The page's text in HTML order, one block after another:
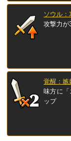
ソウル
攻撃力が
覚醒：嫉
味方に
ップ